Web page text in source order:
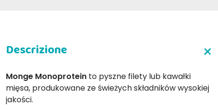
Monge Monoprotein to pyszne filety lub kawałki
mięsa, produkowane ze świeżych składników wysokiej
jakości.